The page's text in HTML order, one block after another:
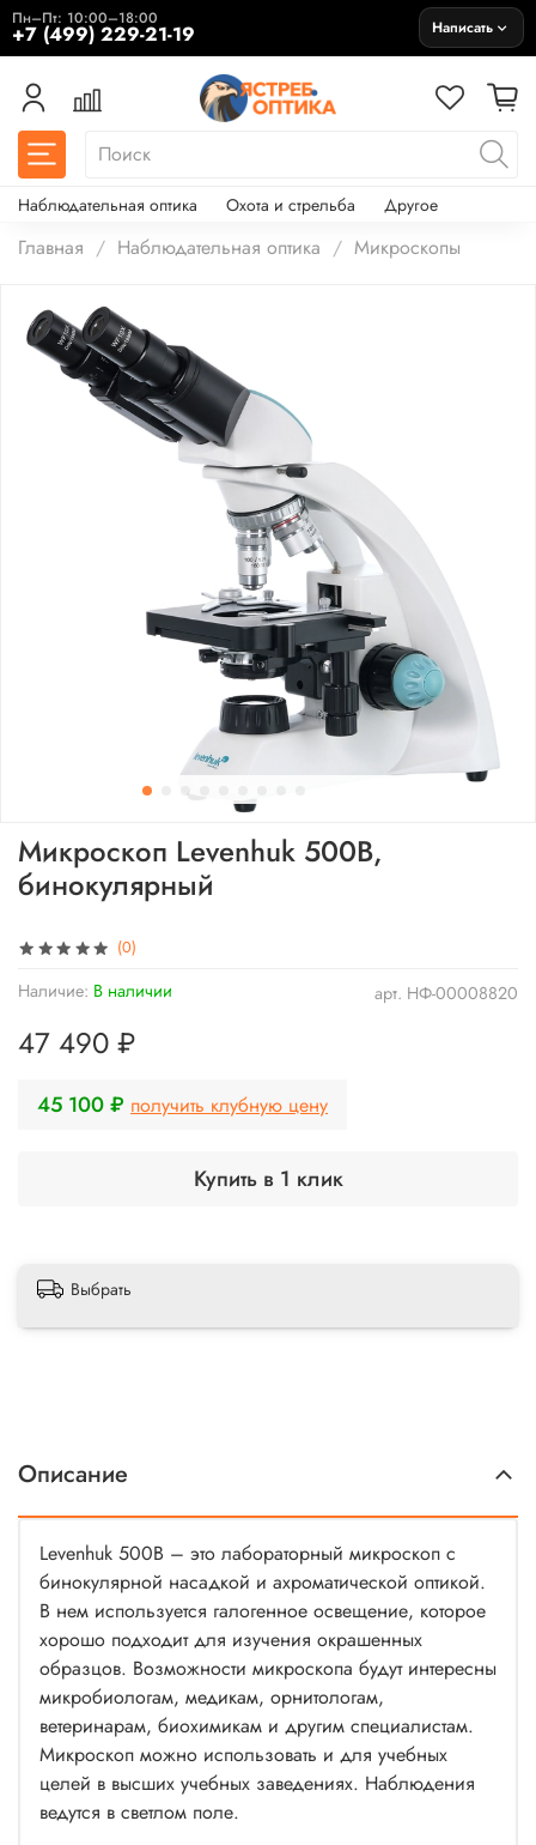
Пн–Пт: 10:00–18:00
+7 (499) 229-21-19 Написать
Наблюдательная оптика Охота и стрельба Другое
Главная Наблюдательная оптика Микроскопы
(0)
арт. НФ-00008820
Наличие: В наличии
Микроскоп Levenhuk 500B,
бинокулярный
47 490 ₽
45 100 ₽ получить клубную цену
Купить в 1 клик
Выбрать
Описание
Levenhuk 500B – это лабораторный микроскоп с
бинокулярной насадкой и ахроматической оптикой.
В нем используется галогенное освещение, которое
хорошо подходит для изучения окрашенных
образцов. Возможности микроскопа будут интересны
микробиологам, медикам, орнитологам,
ветеринарам, биохимикам и другим специалистам.
Микроскоп можно использовать и для учебных
целей в высших учебных заведениях. Наблюдения
ведутся в светлом поле.